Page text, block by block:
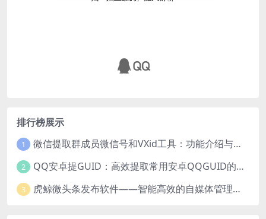
排行榜展示
1 微信提取群成员微信号和VXid工具：功能介绍与使用指南
2 QQ安卓提GUID：高效提取常用安卓QQGUID的新工具
3 虎鲸微头条发布软件——智能高效的自媒体管理工具